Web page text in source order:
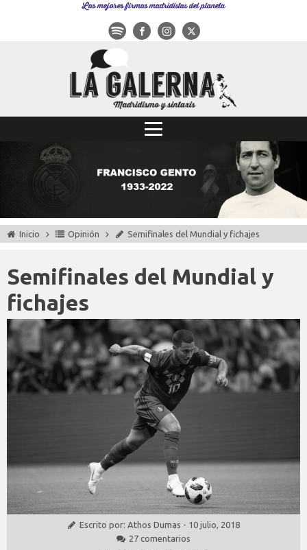
Las mejores firmas madridistas del planeta
Inicio Opinión Semifinales del Mundial y fichajes
Semifinales del Mundial y
fichajes
Escrito por: Athos Dumas - 10 julio, 2018
27 comentarios